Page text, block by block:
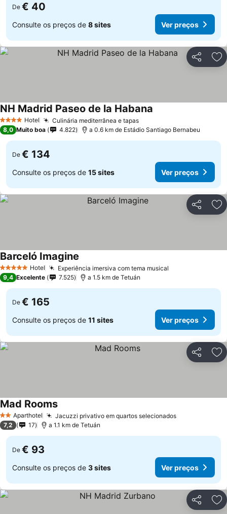
De € 40
Consulte os preços de 8 sites Ver preços
Partilhar
4 EstrelasHotel Culinária mediterrânea e tapasVer preços
NH Madrid Paseo de la Habana
8,0 Muito boa 4.822 a 0.6 km de Estádio Santiago Bernabeu
De € 134
Consulte os preços de 15 sites Ver preços
Partilhar
5 Estrelas Hotel Experiência imersiva com tema musical
Barceló Imagine
9,4 Excelente 7.525 a 1.5 km de Tetuán
De € 165
Consulte os preços de 11 sites Ver preços
Partilhar
2 EstrelasAparthotel Jacuzzi privativo em quartos selecionadosVer preços
Mad RoomsVer preços
7,2 17 a 1.1 km de Tetuán
De € 93
Consulte os preços de 3 sites Ver preços
Partilhar